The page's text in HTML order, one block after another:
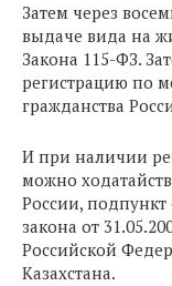
Затем через
выдаче вида на
Закона 115-ФЗ.
регистрацию по
гражданства
И при наличии
можно
России, подпункт
закона от
Российской
Казахстана.